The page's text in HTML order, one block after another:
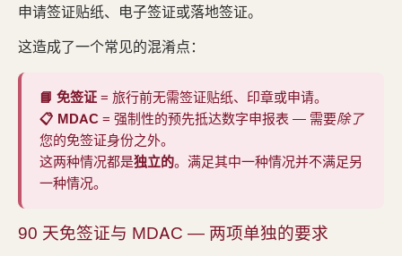
申请签证贴纸、电子签证或落地签证。
这造成了一个常见的混淆点：
📘 免签证 = 旅行前无需签证贴纸、印章或申请。
📋 MDAC = 强制性的预先抵达数字申报表 — 需要除了
您的免签证身份之外。
这两种情况都是独立的。满足其中一种情况并不满足另
一种情况。
90 天免签证与 MDAC — 两项单独的要求